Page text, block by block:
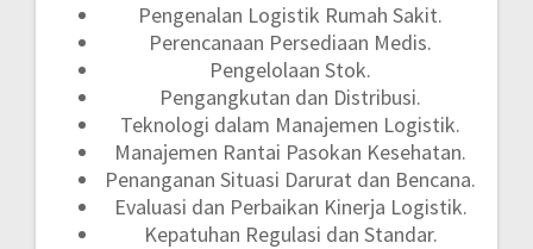
Pengenalan Logistik Rumah Sakit.
Perencanaan Persediaan Medis.
Pengelolaan Stok.
Pengangkutan dan Distribusi.
Teknologi dalam Manajemen Logistik.
Manajemen Rantai Pasokan Kesehatan.
Penanganan Situasi Darurat dan Bencana.
Evaluasi dan Perbaikan Kinerja Logistik.
Kepatuhan Regulasi dan Standar.